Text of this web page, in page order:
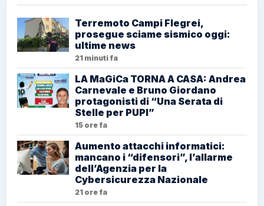
Terremoto Campi Flegrei,
prosegue sciame sismico oggi:
ultime news
21 minuti fa
LA MaGiCa TORNA A CASA: Andrea
Carnevale e Bruno Giordano
protagonisti di “Una Serata di
Stelle per PUPI”
15 ore fa
Aumento attacchi informatici:
mancano i “difensori”, l’allarme
dell’Agenzia per la
Cybersicurezza Nazionale
21 ore fa